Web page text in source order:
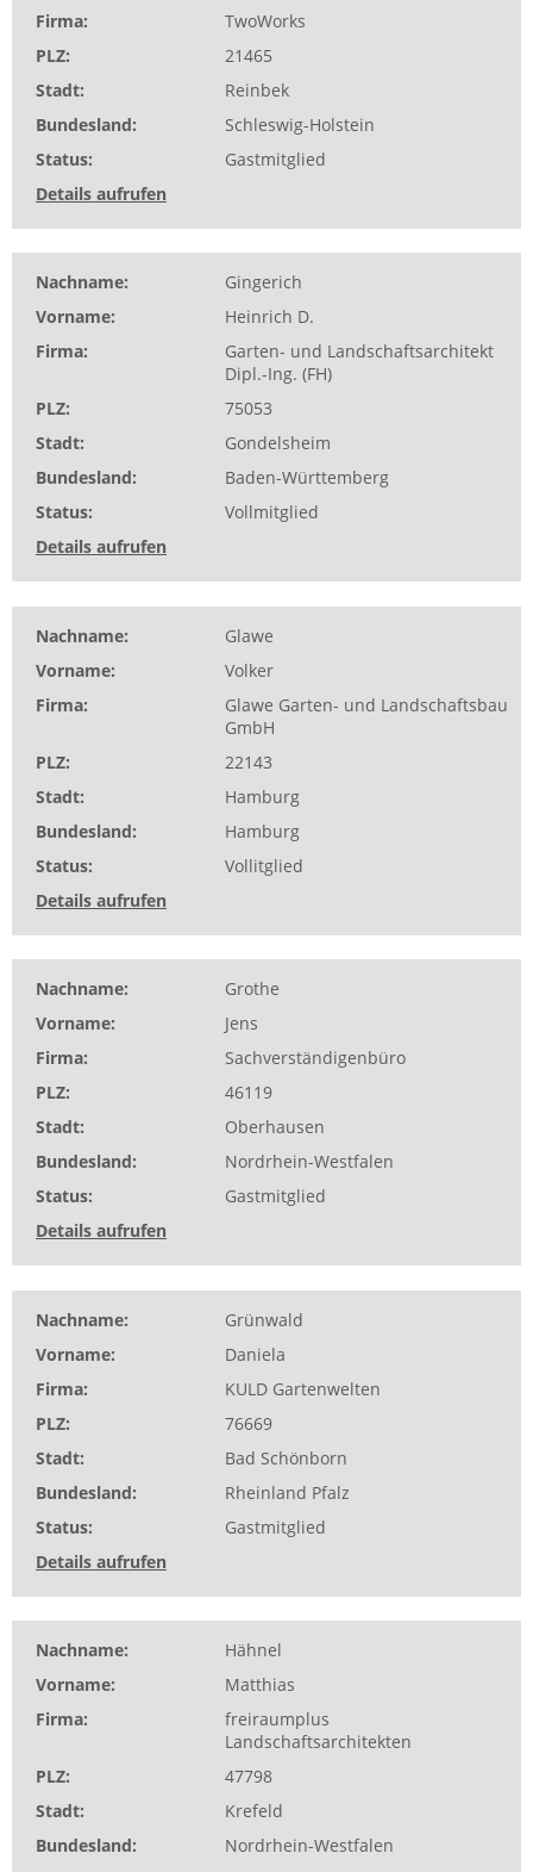
Firma
TwoWorks
PLZ
21465
Stadt
Reinbek
Bundesland
Schleswig-Holstein
Status
Gastmitglied
Details aufrufen
Nachname
Gingerich
Vorname
Heinrich D.
Firma
Garten- und Landschaftsarchitekt
Dipl.-Ing. (FH)
PLZ
75053
Stadt
Gondelsheim
Bundesland
Baden-Württemberg
Status
Vollmitglied
Details aufrufen
Nachname
Glawe
Vorname
Volker
Firma
Glawe Garten- und Landschaftsbau
GmbH
PLZ
22143
Stadt
Hamburg
Bundesland
Hamburg
Status
Vollitglied
Details aufrufen
Nachname
Grothe
Vorname
Jens
Firma
Sachverständigenbüro
PLZ
46119
Stadt
Oberhausen
Bundesland
Nordrhein-Westfalen
Status
Gastmitglied
Details aufrufen
Nachname
Grünwald
Vorname
Daniela
Firma
KULD Gartenwelten
PLZ
76669
Stadt
Bad Schönborn
Bundesland
Rheinland Pfalz
Status
Gastmitglied
Details aufrufen
Nachname
Hähnel
Vorname
Matthias
Firma
freiraumplus
Landschaftsarchitekten
PLZ
47798
Stadt
Krefeld
Bundesland
Nordrhein-Westfalen